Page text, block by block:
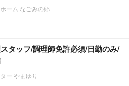
ーム なごみの郷
スタッフ/調理師免許必須/日勤のみ/
ー やまゆり